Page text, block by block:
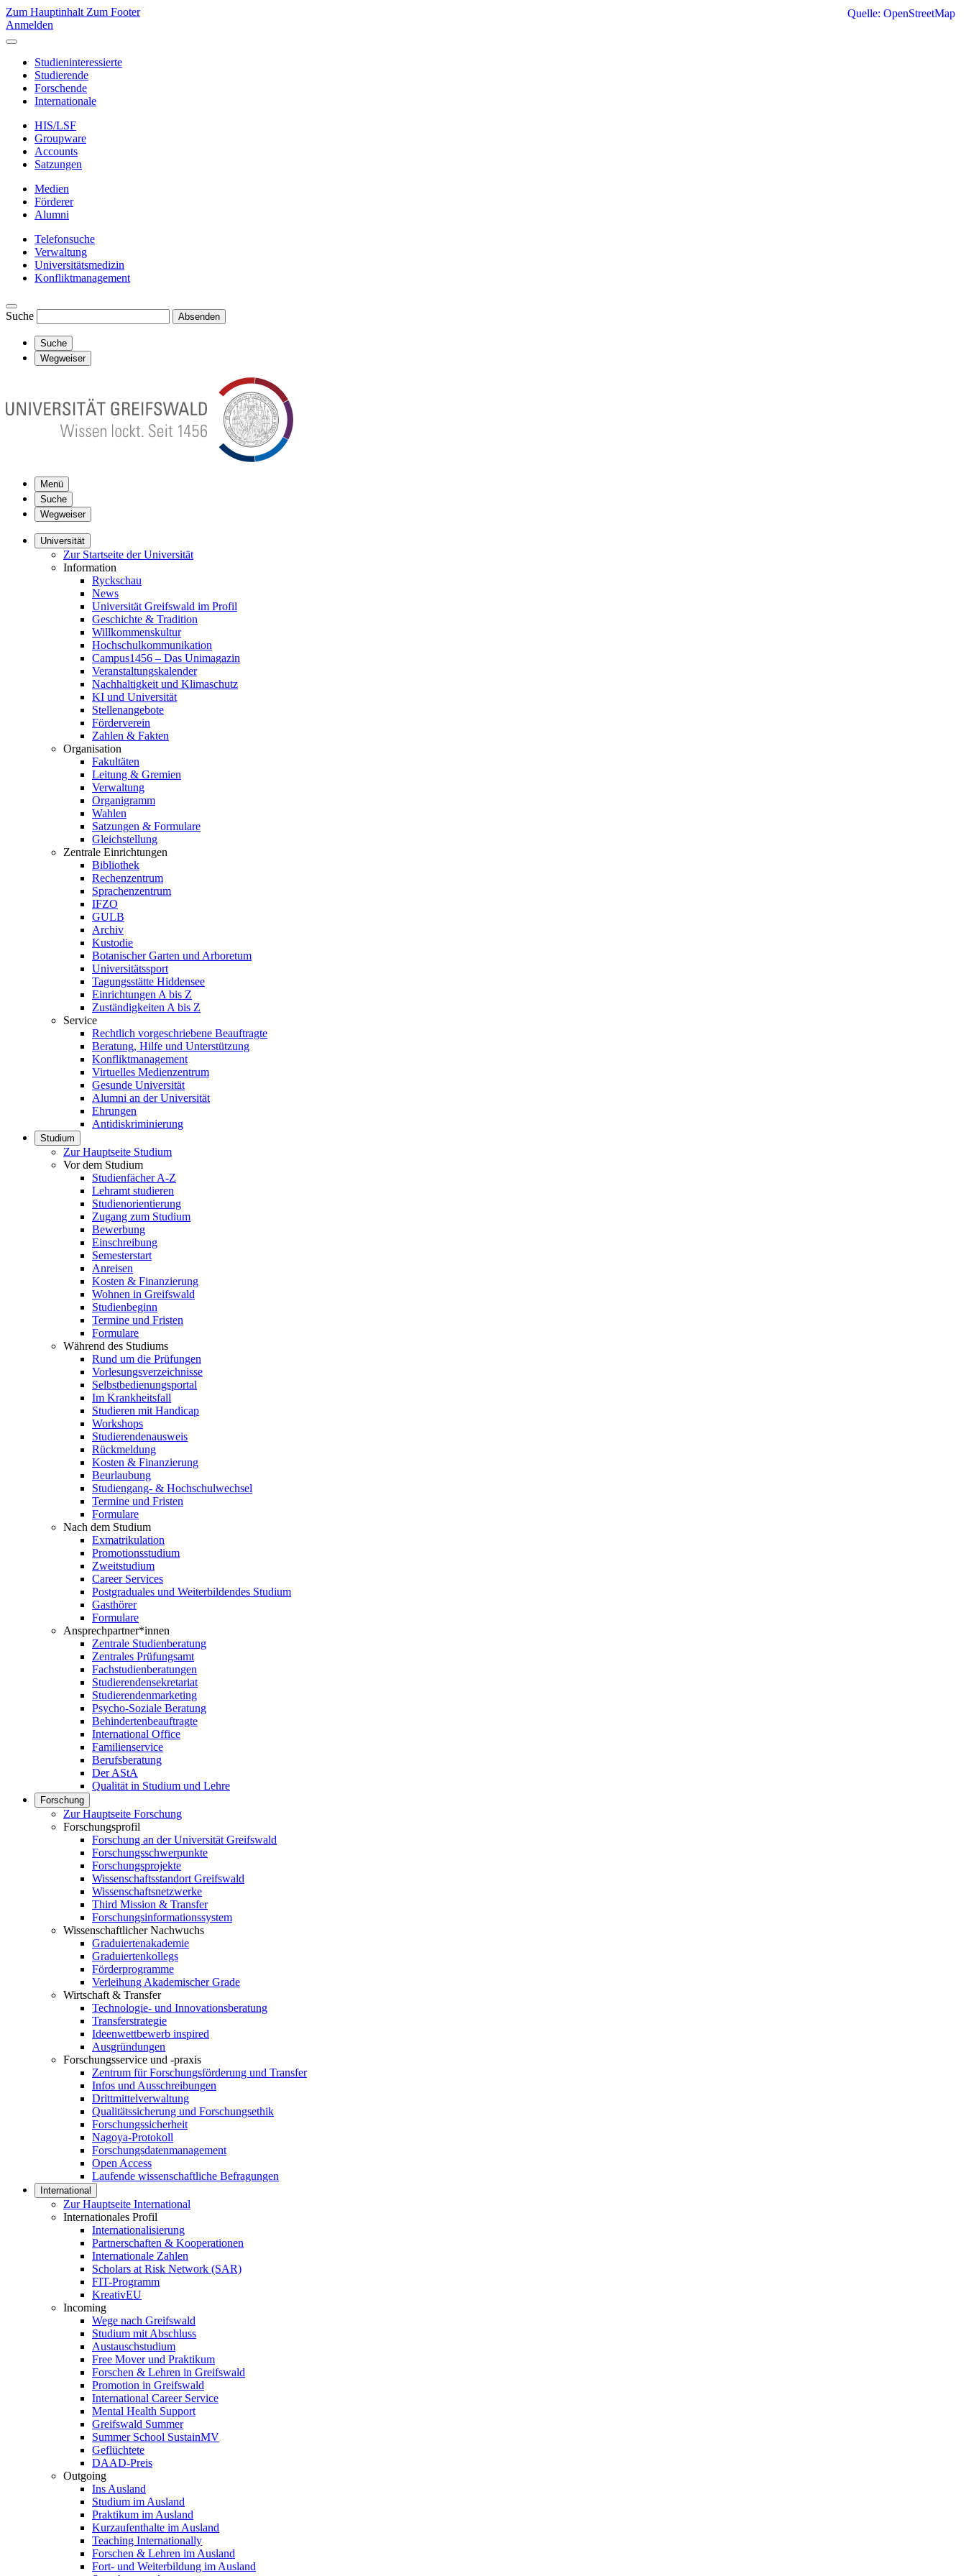
Zum Hauptinhalt Zum Footer
Anmelden
Studieninteressierte
Studierende
Forschende
Internationale
HIS/LSF
Groupware
Accounts
Satzungen
Medien
Förderer
Alumni
Telefonsuche
Verwaltung
Universitätsmedizin
Konfliktmanagement
Suche Absenden
Suche
Wegweiser
Menü
Suche
Wegweiser
Universität
Zur Startseite der Universität
Information
Ryckschau
News
Universität Greifswald im Profil
Geschichte & Tradition
Willkommenskultur
Hochschulkommunikation
Campus1456 – Das Unimagazin
Veranstaltungskalender
Nachhaltigkeit und Klimaschutz
KI und Universität
Stellenangebote
Förderverein
Zahlen & Fakten
Organisation
Fakultäten
Leitung & Gremien
Verwaltung
Organigramm
Wahlen
Satzungen & Formulare
Gleichstellung
Zentrale Einrichtungen
Bibliothek
Rechenzentrum
Sprachenzentrum
IFZO
GULB
Archiv
Kustodie
Botanischer Garten und Arboretum
Universitätssport
Tagungsstätte Hiddensee
Einrichtungen A bis Z
Zuständigkeiten A bis Z
Service
Rechtlich vorgeschriebene Beauftragte
Beratung, Hilfe und Unterstützung
Konfliktmanagement
Virtuelles Medienzentrum
Gesunde Universität
Alumni an der Universität
Ehrungen
Antidiskriminierung
Studium
Zur Hauptseite Studium
Vor dem Studium
Studienfächer A-Z
Lehramt studieren
Studienorientierung
Zugang zum Studium
Bewerbung
Einschreibung
Semesterstart
Anreisen
Kosten & Finanzierung
Wohnen in Greifswald
Studienbeginn
Termine und Fristen
Formulare
Während des Studiums
Rund um die Prüfungen
Vorlesungsverzeichnisse
Selbstbedienungsportal
Im Krankheitsfall
Studieren mit Handicap
Workshops
Studierendenausweis
Rückmeldung
Kosten & Finanzierung
Beurlaubung
Studiengang- & Hochschulwechsel
Termine und Fristen
Formulare
Nach dem Studium
Exmatrikulation
Promotionsstudium
Zweitstudium
Career Services
Postgraduales und Weiterbildendes Studium
Gasthörer
Formulare
Ansprechpartner*innen
Zentrale Studienberatung
Zentrales Prüfungsamt
Fachstudienberatungen
Studierendensekretariat
Studierendenmarketing
Psycho-Soziale Beratung
Behindertenbeauftragte
International Office
Familienservice
Berufsberatung
Der AStA
Qualität in Studium und Lehre
Forschung
Zur Hauptseite Forschung
Forschungsprofil
Forschung an der Universität Greifswald
Forschungsschwerpunkte
Forschungsprojekte
Wissenschaftsstandort Greifswald
Wissenschaftsnetzwerke
Third Mission & Transfer
Forschungsinformationssystem
Wissenschaftlicher Nachwuchs
Graduiertenakademie
Graduiertenkollegs
Förderprogramme
Verleihung Akademischer Grade
Wirtschaft & Transfer
Technologie- und Innovationsberatung
Transferstrategie
Ideenwettbewerb inspired
Ausgründungen
Forschungsservice und -praxis
Zentrum für Forschungsförderung und Transfer
Infos und Ausschreibungen
Drittmittelverwaltung
Qualitätssicherung und Forschungsethik
Forschungssicherheit
Nagoya-Protokoll
Forschungsdatenmanagement
Open Access
Laufende wissenschaftliche Befragungen
International
Zur Hauptseite International
Internationales Profil
Internationalisierung
Partnerschaften & Kooperationen
Internationale Zahlen
Scholars at Risk Network (SAR)
FIT-Programm
KreativEU
Incoming
Wege nach Greifswald
Studium mit Abschluss
Austauschstudium
Free Mover und Praktikum
Forschen & Lehren in Greifswald
Promotion in Greifswald
International Career Service
Mental Health Support
Greifswald Summer
Summer School SustainMV
Geflüchtete
DAAD-Preis
Outgoing
Ins Ausland
Studium im Ausland
Praktikum im Ausland
Kurzaufenthalte im Ausland
Teaching Internationally
Forschen & Lehren im Ausland
Fort- und Weiterbildung im Ausland
Quelle: OpenStreetMap